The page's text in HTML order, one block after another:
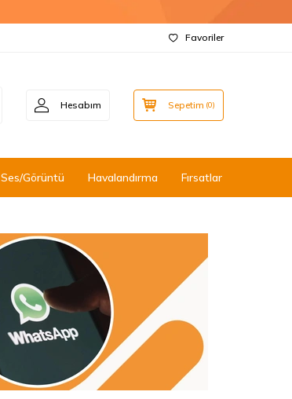
Favoriler
Hesabım Sepetim (0)
Ses/Görüntü Havalandırma Fırsatlar